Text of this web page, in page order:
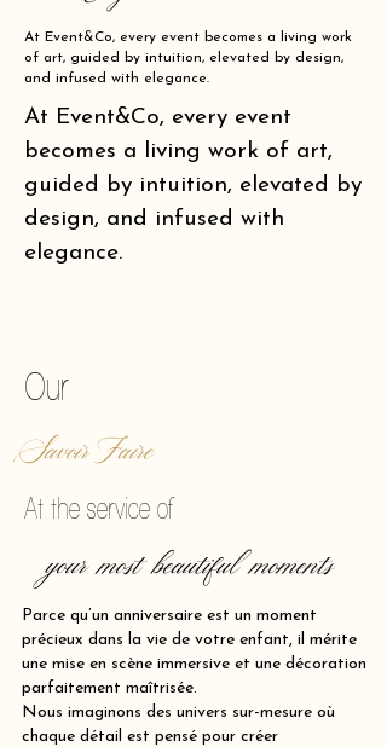
At Event&Co, every event becomes a living work
of art, guided by intuition, elevated by design,
and infused with elegance.
At Event&Co, every event
becomes a living work of art,
guided by intuition, elevated by
design, and infused with
elegance.
Our
Savoir Faire
At the service of
your most beautiful moments
Parce qu’un anniversaire est un moment
précieux dans la vie de votre enfant, il mérite
une mise en scène immersive et une décoration
parfaitement maîtrisée.
Nous imaginons des univers sur-mesure où
chaque détail est pensé pour créer